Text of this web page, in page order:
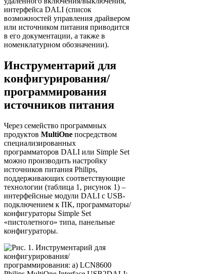
интерфейса DALI (список
возможностей управления драйвером
или источником питания приводится
в его документации, а также в
номенклатурном обозначении).
Инструментарий для
конфигурирования/
программирования
источников питания
Через семейство программных
продуктов MultiOne посредством
специализированных
программаторов DALI или Simple Set
можно производить настройку
источников питания Philips,
поддерживающих соответствующие
технологии (таблица 1, рисунок 1) –
интерфейсные модули DALI с USB-
подключением к ПК, программаторы/
конфигураторы Simple Set
«пистолетного» типа, панельные
конфигураторы.